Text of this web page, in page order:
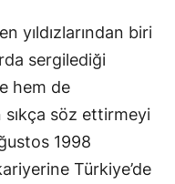
yıldızlarından biri
sergilediği
hem de
sıkça söz ettirmeyi
1998
Türkiye’de